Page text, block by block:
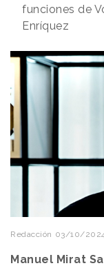
funciones de
Enríquez
Redacción 03/10/2024
Manuel Mirat